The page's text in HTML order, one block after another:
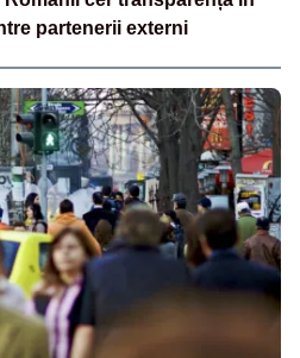
partenerii externi